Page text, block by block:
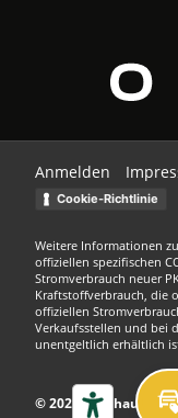
Anmelden
Cookie-Richtlinie
Weitere Informationen
offiziellen spezifischen
Stromverbrauch neuer
Kraftstoffverbrauch, die
offiziellen
Verkaufsstellen und bei
unentgeltlich erhältlich
© 2026Autohaus